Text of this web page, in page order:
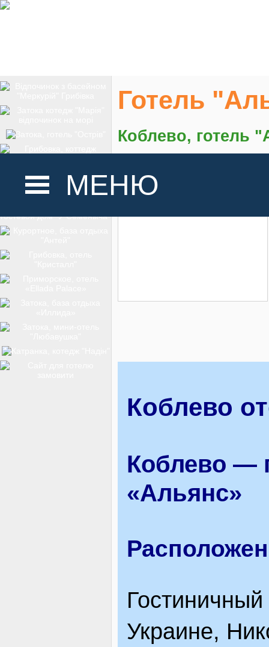
МЕНЮ
БАЗИ ВІДПОЧИНКУ
ВІДВІДУВАЧАМ
Готель
Коблево, готель
Коблево
Коблево —
«Альянс»
Украине,